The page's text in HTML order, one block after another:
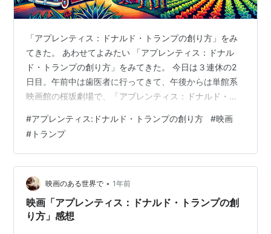
「アプレンティス：ドナルド・トランプの創り方」をみ
てきた。 あわせてよみたい 「アプレンティス：ドナル
ド・トランプの創り方」をみてきた。 今日は３連休の2
日目。午前中は歯医者に行ってきて、午後からは単館系
映画館の桜坂劇場で、「アプレンティス：ドナルド・ト
ょっと、この作品についてはアフターシックスジャンク
ション2の「宇多丸のムービー・ウォッチメン」で作品評
を聞いていてすごく気になってたのである。現アメリカ
４７代大統領のドナルド・トランプの自叙伝などを参考
にして、どんな風にしてトランプがああいう性格になっ
たのか？ というのを描い…
#アプレンティス:ドナルド・トランプの創り方 #映画
# トランプ
映画のある世界で • 1年前
映画「アプレンティス：ドナルド・トランプの創
り方」感想